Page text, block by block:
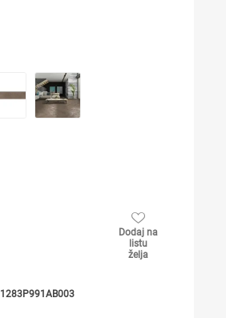
Dodaj na
listu
želja
1283P991AB003